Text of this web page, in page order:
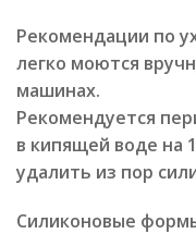
Рекомендации по
легко моются
машинах.
Рекомендуется
в кипящей воде на
удалить из пор
Силиконовые